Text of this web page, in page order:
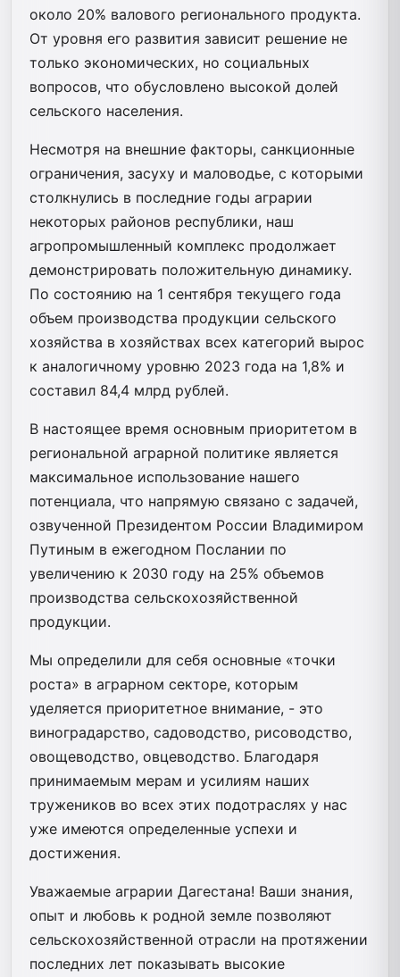
около 20% валового регионального продукта.
От уровня его развития зависит решение не
только экономических, но социальных
вопросов, что обусловлено высокой долей
сельского населения.
Несмотря на внешние факторы, санкционные
ограничения, засуху и маловодье, с которыми
столкнулись в последние годы аграрии
некоторых районов республики, наш
агропромышленный комплекс продолжает
демонстрировать положительную динамику.
По состоянию на 1 сентября текущего года
объем производства продукции сельского
хозяйства в хозяйствах всех категорий вырос
к аналогичному уровню 2023 года на 1,8% и
составил 84,4 млрд рублей.
В настоящее время основным приоритетом в
региональной аграрной политике является
максимальное использование нашего
потенциала, что напрямую связано с задачей,
озвученной Президентом России Владимиром
Путиным в ежегодном Послании по
увеличению к 2030 году на 25% объемов
производства сельскохозяйственной
продукции.
Мы определили для себя основные «точки
роста» в аграрном секторе, которым
уделяется приоритетное внимание, - это
виноградарство, садоводство, рисоводство,
овощеводство, овцеводство. Благодаря
принимаемым мерам и усилиям наших
тружеников во всех этих подотраслях у нас
уже имеются определенные успехи и
достижения.
Уважаемые аграрии Дагестана! Ваши знания,
опыт и любовь к родной земле позволяют
сельскохозяйственной отрасли на протяжении
последних лет показывать высокие